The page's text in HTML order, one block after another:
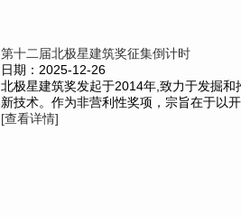
第十二届北极星建筑奖征集倒计时
日期：2025-12-26
北极星建筑奖发起于2014年,致力于发掘和
新技术。作为非营利性奖项，宗旨在于以
[查看详情]